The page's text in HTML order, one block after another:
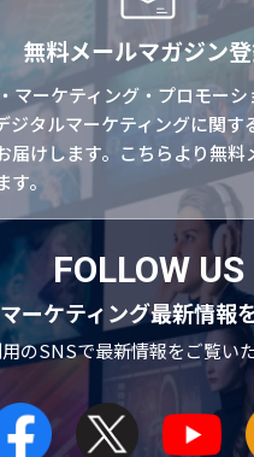
無料メールマガジン
マーケティング・プロモーシ
ジタルマーケティングに関す
届けします。こちらより無料
。
FOLLOW US
ーケティング最新情報
のSNSで最新情報をご覧い